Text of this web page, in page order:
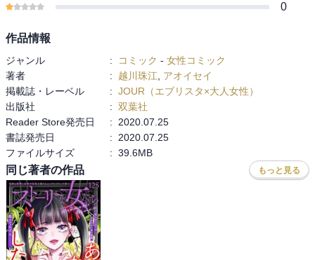
0
作品情報
ジャンル : コミック - 女性コミック
著者
: 越川珠江
アオイセイ
掲載誌・レーベル
: JOUR（エブリスタ×大人女性）
出版社
: 双葉社
Reader Store発売日
:
2020.07.25
書誌発売日
:
2020.07.25
ファイルサイズ
: 39.6MB
同じ著者の作品 もっと見る